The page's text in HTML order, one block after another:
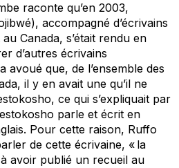
raconte qu’en 2003,
accompagné d’écrivains
Canada, s’était rendu en
d’autres écrivains
avoué que, de l’ensemble des
il y en avait une qu’il ne
ce qui s’expliquait par
parle et écrit en
Pour cette raison, Ruffo
de cette écrivaine, « la
avoir publié un recueil au